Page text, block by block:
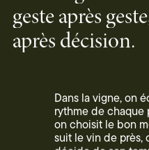
geste après
après décision.
Dans la vigne, on
rythme de chaque
on choisit le bon
suit le vin de près,